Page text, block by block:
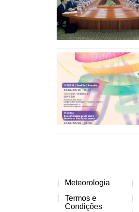
Meteorologia
Termos e
Condições